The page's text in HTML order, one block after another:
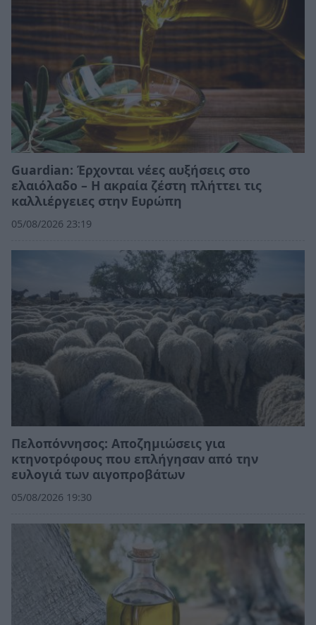
Guardian: Έρχονται νέες αυξήσεις στο
ελαιόλαδο – Η ακραία ζέστη πλήττει τις
καλλιέργειες στην Ευρώπη
05/08/2026 23:19
Πελοπόννησος: Αποζημιώσεις για
κτηνοτρόφους που επλήγησαν από την
ευλογιά των αιγοπροβάτων
05/08/2026 19:30